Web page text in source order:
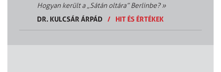
Hogyan került a „Sátán oltára” Berlinbe?»
DR. KULCSÁR ÁRPÁD
/ HIT ÉS ÉRTÉKEK